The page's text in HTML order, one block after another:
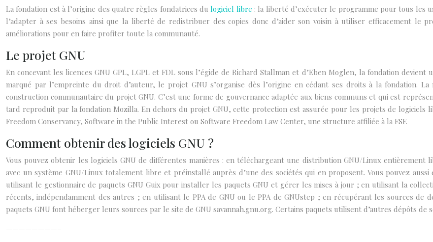
La fondation est à l’origine des quatre règles fondatrices du logiciel libre : la liberté d’exécuter le programme pour tous les
l’adapter à ses besoins ainsi que la liberté de redistribuer des copies donc d’aider son voisin à utiliser efficacement
améliorations pour en faire profiter toute la communauté.
Le projet GNU
En concevant les licences GNU GPL, LGPL et FDL sous l’égide de Richard Stallman et d’Eben Moglen, la fondation
marqué par l’empreinte du droit d’auteur, le projet GNU s’organise dès l’origine en cédant ses droits à la fondation.
construction communautaire du projet GNU. C’est une forme de gouvernance adaptée aux biens communs et qui est
tard reproduit par la fondation Mozilla. En dehors du projet GNU, cette protection est assurée pour les projets de logiciels
Freedom Conservancy, Software in the Public Interest ou Software Freedom Law Center, une structure affiliée à la FSF.
Comment obtenir des logiciels GNU ?
Vous pouvez obtenir les logiciels GNU de différentes manières : en téléchargeant une distribution GNU/Linux entièrement
avec un système GNU/Linux totalement libre et préinstallé auprès d’une des sociétés qui en proposent. Vous pouvez
utilisant le gestionnaire de paquets GNU Guix pour installer les paquets GNU et gérer les mises à jour ; en utilisant la
récents, indépendamment des autres ; en utilisant le PPA de GNU ou le PPA de GNUstep ; en récupérant les sources
paquets GNU font héberger leurs sources par le site de GNU savannah.gnu.org. Certains paquets utilisent d’autres dépôts de
————————–